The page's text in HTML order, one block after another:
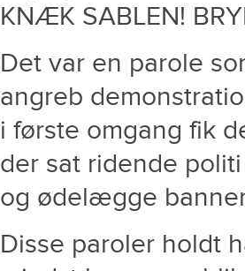
KNÆK SABLEN!
Det var en parole
angreb
i første omgang fik
der sat ridende
og ødelægge
Disse paroler holdt